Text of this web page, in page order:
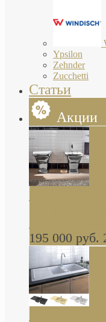
Ypsilon
Zehnder
Zucchetti
Статьи
Акции
Butterfly
глянцевая
195 000 руб.